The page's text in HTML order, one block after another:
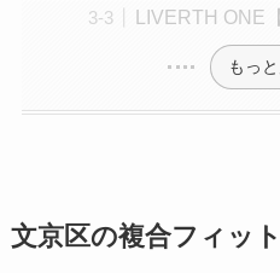
LIVERTH ONE
もっ
文京区の複合フィッ